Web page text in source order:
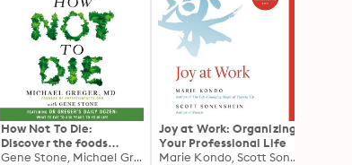
How Not To Die:
Discover the foods
scientifically proven toGene Stone, Michael Greger MD
Joy at Work: Organizing
Your Professional Life
Marie Kondo, Scott Sonenshein